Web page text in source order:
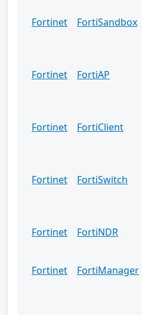
Fortinet
FortiSandbox
Fortinet
FortiAP
Fortinet
FortiClient
Fortinet
FortiSwitch
Fortinet
FortiNDR
Fortinet
FortiManager